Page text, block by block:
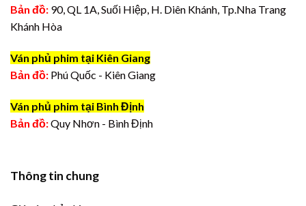
Bản đồ: 90, QL 1A, Suối Hiệp, H. Diên Khánh, Tp.Nha Trang
Khánh Hòa
Ván phủ phim tại Kiên Giang
Bản đồ: Phú Quốc - Kiên Giang
Ván phủ phim tại Bình Định
Bản đồ:Quy Nhơn - Bình Định
Thông tin chung